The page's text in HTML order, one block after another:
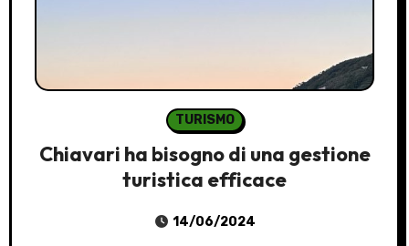
TURISMO
Chiavari ha bisogno di una gestione
turistica efficace
14/06/2024